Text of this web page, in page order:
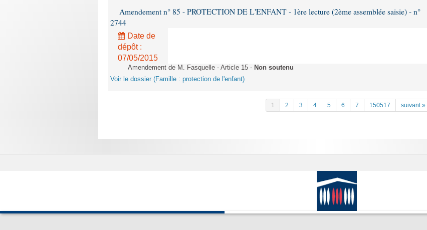
Amendement n° 85 - PROTECTION DE L'ENFANT - 1ère lecture (2ème assemblée saisie) - n°
2744
Date de
dépôt :
07/05/2015
Amendement de M. Fasquelle - Article 15 - Non soutenu
Voir le dossier (Famille : protection de l'enfant)
1 2 3 4 5 6 7 150517 suivant »